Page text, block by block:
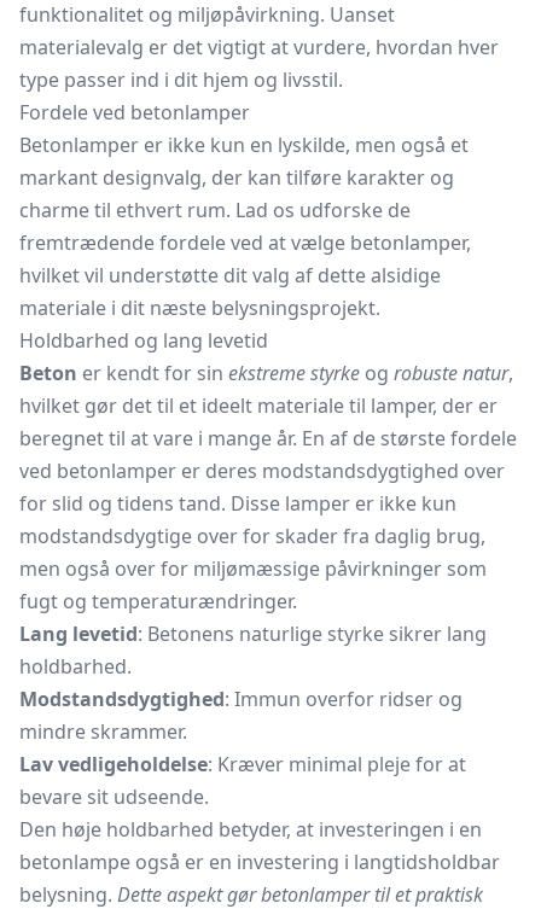
funktionalitet og miljøpåvirkning. Uanset
materialevalg er det vigtigt at vurdere, hvordan hver
type passer ind i dit hjem og livsstil.
Fordele ved betonlamper
Betonlamper er ikke kun en lyskilde, men også et
markant designvalg, der kan tilføre karakter og
charme til ethvert rum. Lad os udforske de
fremtrædende fordele ved at vælge betonlamper,
hvilket vil understøtte dit valg af dette alsidige
materiale i dit næste belysningsprojekt.
Holdbarhed og lang levetid
Beton er kendt for sin ekstreme styrke og robuste natur,
hvilket gør det til et ideelt materiale til lamper, der er
beregnet til at vare i mange år. En af de største fordele
ved betonlamper er deres modstandsdygtighed over
for slid og tidens tand. Disse lamper er ikke kun
modstandsdygtige over for skader fra daglig brug,
men også over for miljømæssige påvirkninger som
fugt og temperaturændringer.
Lang levetid: Betonens naturlige styrke sikrer lang
holdbarhed.
Modstandsdygtighed: Immun overfor ridser og
mindre skrammer.
Lav vedligeholdelse: Kræver minimal pleje for at
bevare sit udseende.
Den høje holdbarhed betyder, at investeringen i en
betonlampe også er en investering i langtidsholdbar
belysning. Dette aspekt gør betonlamper til et praktisk